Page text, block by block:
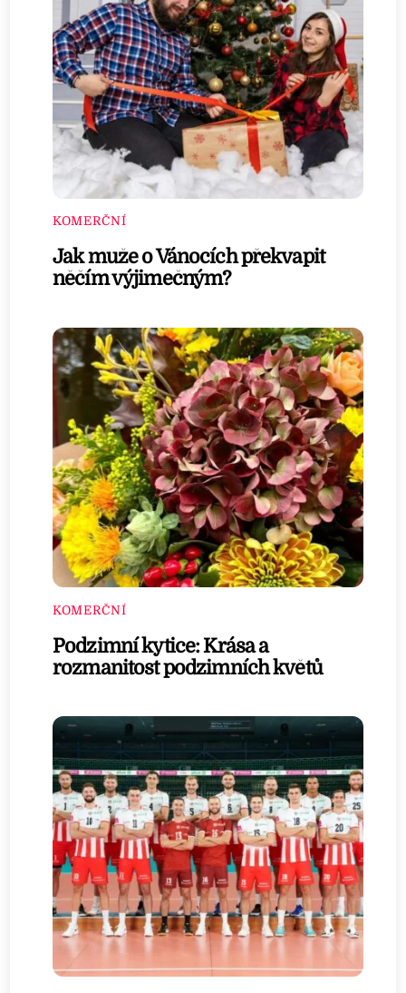
KOMERČNÍ
Jak muže o Vánocích překvapit
něčím výjimečným?
KOMERČNÍ
Podzimní kytice: Krása a
rozmanitost podzimních květů